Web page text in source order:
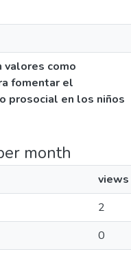
valores como
fomentar el
prosocial en los niños
month
views
2
0